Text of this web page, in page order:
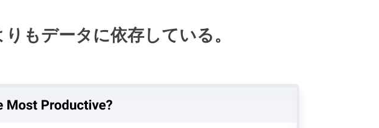
もデータに依存している。